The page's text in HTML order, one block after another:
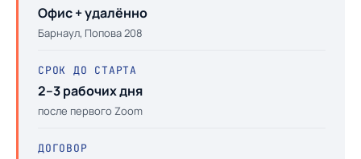
Офис + удалённо
Барнаул, Попова 208
СРОК ДО СТАРТА
2–3 рабочих дня
после первого Zoom
ДОГОВОР